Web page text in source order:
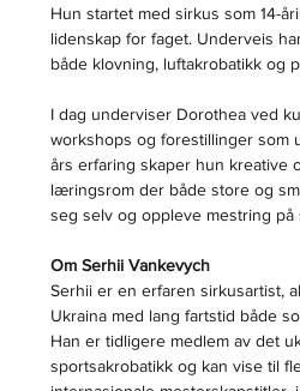
Hun startet med sirkus som 14-
lidenskap for faget. Underveis
både klovning, luftakrobatikk og
I dag underviser Dorothea ved
workshops og forestillinger som
års erfaring skaper hun kreative
læringsrom der både store og
seg selv og oppleve mestring på
Om Serhii Vankevych
Serhii er en erfaren sirkusartist,
Ukraina med lang fartstid både
Han er tidligere medlem av det
sportsakrobatikk og kan vise til